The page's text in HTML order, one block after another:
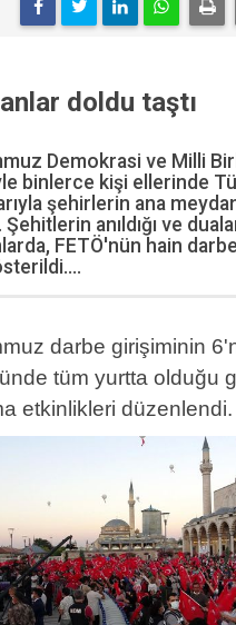
doldu taştı
Demokrasi ve Milli
binlerce kişi ellerinde
şehirlerin ana
anıldığı ve
FETÖ'nün hain
darbe girişiminin
tüm yurtta olduğu
etkinlikleri düzenlendi.